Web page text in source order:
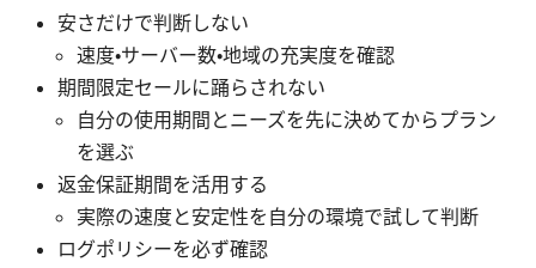
安さだけで判断しない
速度・サーバー数・地域の充実度を確認
期間限定セールに踊らされない
自分の使用期間とニーズを先に決めてからプラン
を選ぶ
返金保証期間を活用する
実際の速度と安定性を自分の環境で試して判断
ログポリシーを必ず確認